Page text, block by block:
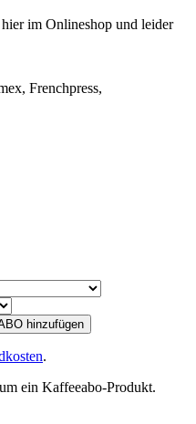
im Onlineshop und leider
Frenchpress,
.
ein Kaffeeabo-Produkt.